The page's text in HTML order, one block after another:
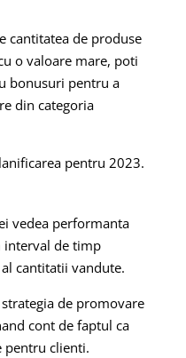
cantitatea de produse
o valoare mare, poti
bonusuri pentru a
din categoria
pentru 2023.
vedea performanta
interval de timp
cantitatii vandute.
de promovare
cont de faptul ca
pentru clienti.